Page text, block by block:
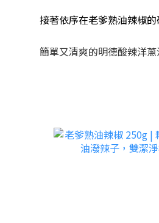
接著依序在老爹熟油辣椒
簡單又清爽的明德酸辣洋